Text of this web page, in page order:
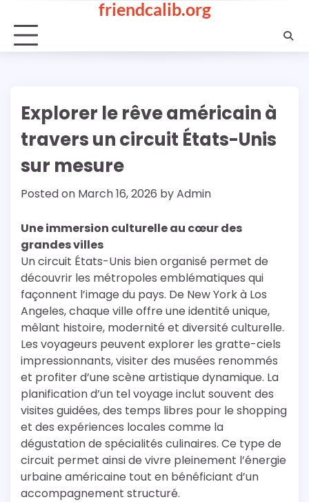
content
friendcalib.org
Explorer le rêve américain à
travers un circuit États-Unis
sur mesure
Posted on March 16, 2026 byAdmin
Une immersion culturelle au cœur des
grandes villes
Un circuit États-Unis bien organisé permet de
découvrir les métropoles emblématiques qui
façonnent l’image du pays. De New York à Los
Angeles, chaque ville offre une identité unique,
mêlant histoire, modernité et diversité culturelle.
Les voyageurs peuvent explorer les gratte-ciels
impressionnants, visiter des musées renommés
et profiter d’une scène artistique dynamique. La
planification d’un tel voyage inclut souvent des
visites guidées, des temps libres pour le shopping
et des expériences locales comme la
dégustation de spécialités culinaires. Ce type de
circuit permet ainsi de vivre pleinement l’énergie
urbaine américaine tout en bénéficiant d’un
accompagnement structuré.